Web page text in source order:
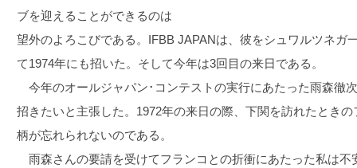
ブを迎えることができるのは
望外のよろこびである。IFBB JAPANは、彼をシュワルツネガ
て1974年にも招いた。そして今年は3回目の来日である。
今年のオールジャパン･コンテストの実行にあたった雨森徹
招きたいと主張した。1972年の来日の際、下関を訪れたとき
柄が忘れられないのである。
雨森さんの要請を受けてフランコとの折衝にあたった私は不